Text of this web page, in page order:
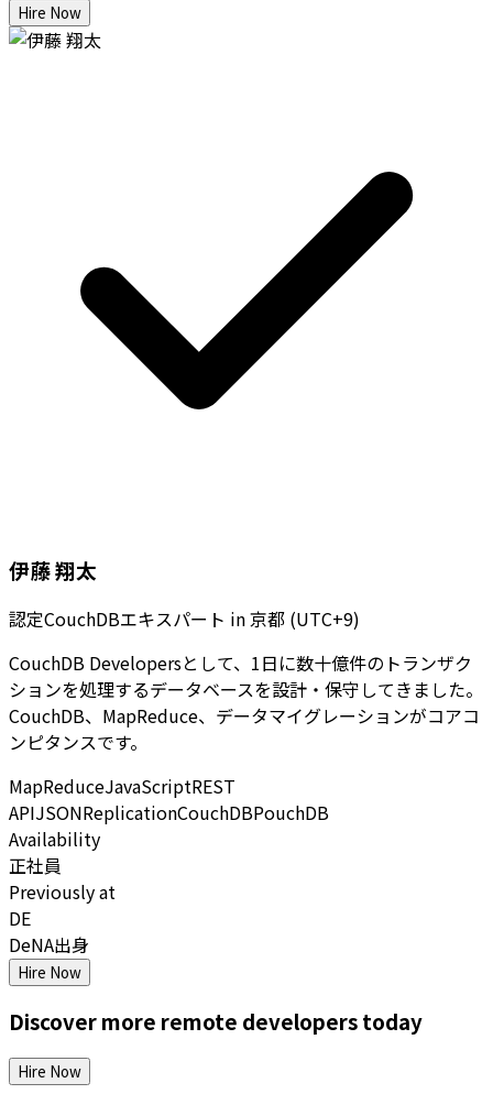
Hire Now
伊藤 翔太
認定CouchDBエキスパート in京都 (UTC+9)
CouchDB Developersとして、1日に数十億件のトランザク
ションを処理するデータベースを設計・保守してきました。
CouchDB、MapReduce、データマイグレーションがコアコ
ンピタンスです。
MapReduceJavaScriptREST
APIJSONReplicationCouchDBPouchDB
Availability
正社員
Previously at
DE
DeNA出身
Hire Now
Discover more remote developerstoday
Hire Now